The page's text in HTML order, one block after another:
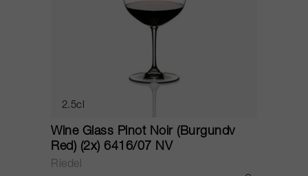
2.5cl
Wine Glass Pinot Noir (Burgundv
Red) (2x) 6416/07 NV
Riedel